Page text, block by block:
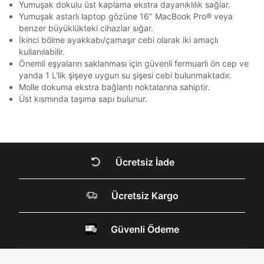
DOĞRU UNDER
ARMOUR SİTESİNDE
MİSİNİZ?
QNB QNB 4
AnadoluBank World 3
Kapat
Yumuşak dokulu üst kaplama ekstra dayanıklılık sağlar.
Yumuşak astarlı laptop gözüne 16" MacBook Pro® veya
benzer büyüklükteki cihazlar sığar.
İkinci bölme ayakkabı/çamaşır cebi olarak iki amaçlı
kullanılabilir.
Önemli eşyaların saklanması için güvenli fermuarlı ön cep ve
yanda 1 L'lik şişeye uygun su şişesi cebi bulunmaktadır.
Molle dokuma ekstra bağlantı noktalarına sahiptir.
Üst kısmında taşıma sapı bulunur.
Kapat
Ücretsiz İade
Ücretsiz Kargo
Güvenli Ödeme
Sorgula
En az 1 özel karakter
Aşağıdakileri okudum ve kabul ediyorum:
Kişisel verilerinizAydınlatma Metni,Hüküm ve Koşullar
uyarınca işlenecektir. Kişisel verilerimin Doğuş
Perakende Satış Giyim ve Aksesuar Ticaret A.Ş.
tarafından ticari elektronik ileti gönderilmesi amacıyla
işlenmesini kabul ediyorum.
Kişisel verilerimin Doğuş Perakende Satış Giyim ve
Aksesuar Ticaret A.Ş. bünyesinde yer alan
markalara ait ürünlerin bana özel pazarlanması ve
Doğuş Grubu şirketlerinde bulunan pazarlama
verilerimin kişiselleştirilmiş reklamcılık faaliyeti
amacıyla işlenmesini kabul ediyorum.
Kimlik, iletişim ve müşteri işlem verilerimin alınan
internet sitesi altyapı hizmetlerinin sunucularının yurt
ile gelen kodu girerek telefon numaranızı doğrulayın.
GÖNDER
ile gelen kodu girerek telefon numaranızı doğrulayın.
GÖNDER